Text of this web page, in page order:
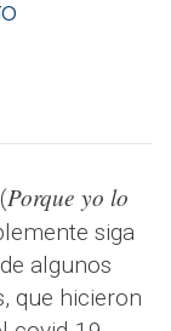
(Porque yo lo
siga
algunos
que hicieron